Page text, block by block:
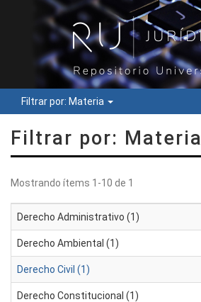
Filtrar por: Materia
Filtrar por: Materia
Mostrando ítems 1-10 de 1
Derecho Administrativo (1)
Derecho Ambiental (1)
Derecho Civil (1)
Derecho Constitucional (1)